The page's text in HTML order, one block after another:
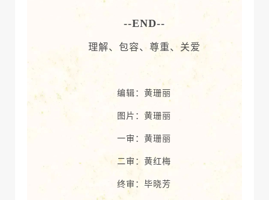
--END--
理解、包容、尊重、关爱
编辑：黄珊丽
图片：黄珊丽
一审：黄珊丽
二审：黄红梅
终审：毕晓芳